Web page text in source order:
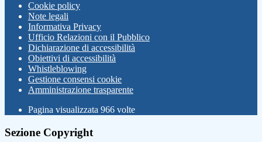
Cookie policy
Note legali
Informativa Privacy
Ufficio Relazioni con il Pubblico
Dichiarazione di accessibilità
Obiettivi di accessibilità
Whistleblowing
Gestione consensi cookie
Amministrazione trasparente
Pagina visualizzata 966 volte
Sezione Copyright